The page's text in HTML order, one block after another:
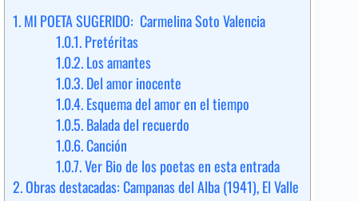
1.MI POETA SUGERIDO: Carmelina Soto Valencia
1.0.1.Pretéritas
1.0.2.Los amantes
1.0.3.Del amor inocente
1.0.4.Esquema del amor en el tiempo
1.0.5.Balada del recuerdo
1.0.6.Canción
1.0.7.Ver Bio de los poetas en esta entrada
2.Obras destacadas: Campanas del Alba (1941), El Valle